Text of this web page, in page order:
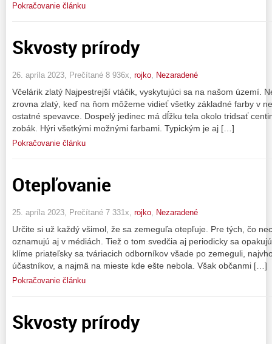
Pokračovanie článku
Skvosty prírody
26. apríla 2023, Prečítané 8 936x, rojko Nezaradené
Včelárik zlatý Najpestrejší vtáčik, vyskytujúci sa na našom území.
zrovna zlatý, keď na ňom môžeme vidieť všetky základné farby v
ostatné spevavce. Dospelý jedinec má dĺžku tela okolo tridsať
zobák. Hýri všetkými možnými farbami. Typickým je aj […]
Pokračovanie článku
Otepľovanie
25. apríla 2023, Prečítané 7 331x, rojko Nezaradené
Určite si už každý všimol, že sa zemeguľa otepľuje. Pre tých, čo
oznamujú aj v médiách. Tiež o tom svedčia aj periodicky sa
klíme priateľsky sa tváriacich odborníkov všade po zemeguli,
účastníkov, a najmä na mieste kde ešte nebola. Však občanmi […]
Pokračovanie článku
Skvosty prírody